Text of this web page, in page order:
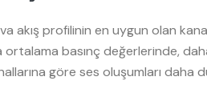
akış profilinin en uygun olan
basınç değerlerinde,
göre ses oluşumları daha